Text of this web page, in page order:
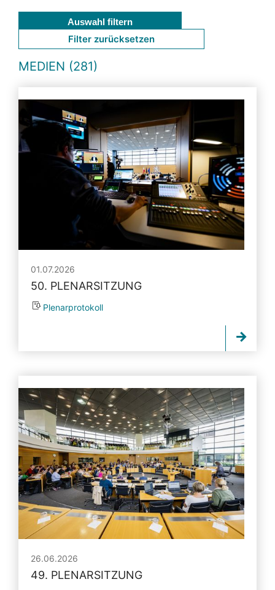
Auswahl filtern
Filter zurücksetzen
MEDIEN (281)
01.07.2026
50. PLENARSITZUNG
Plenarprotokoll
26.06.2026
49. PLENARSITZUNG